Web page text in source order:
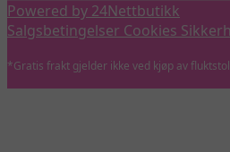
Powered by 24Nettbutikk
Salgsbetingelser Cookies
*Gratis frakt gjelder ikke ved kjøp av